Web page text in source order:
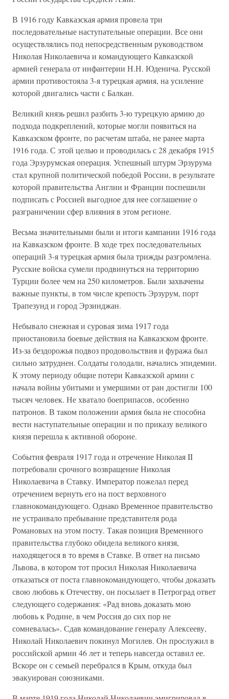
В 1916 году Кавказская армия провела три
последовательные наступательные операции. Все они
осуществлялись под непосредственным руководством
Николая Николаевича и командующего Кавказской
армией генерала от инфантерии Н.Н. Юденича. Русской
армии противостояла 3-я турецкая армия, на усиление
которой двигались части с Балкан.
Великий князь решил разбить 3-ю турецкую армию до
подхода подкреплений, которые могли появиться на
Кавказском фронте, по расчетам штаба, не ранее марта
1916 года. С этой целью и проводилась с 28 декабря 1915
года Эрзурумская операция. Успешный штурм Эрзурума
стал крупной политической победой России, в результате
которой правительства Англии и Франции поспешили
подписать с Россией выгодное для нее соглашение о
разграничении сфер влияния в этом регионе.
Весьма значительными были и итоги кампании 1916 года
на Кавказском фронте. В ходе трех последовательных
операций 3-я турецкая армия была трижды разгромлена.
Русские войска сумели продвинуться на территорию
Турции более чем на 250 километров. Были захвачены
важные пункты, в том числе крепость Эрзурум, порт
Трапезунд и город Эрзинджан.
Небывало снежная и суровая зима 1917 года
приостановила боевые действия на Кавказском фронте.
Из-за бездорожья подвоз продовольствия и фуража был
сильно затруднен. Солдаты голодали, начались эпидемии.
К этому периоду общие потери Кавказской армии с
начала войны убитыми и умершими от ран достигли 100
тысяч человек. Не хватало боеприпасов, особенно
патронов. В таком положении армия была не способна
вести наступательные операции и по приказу великого
князя перешла к активной обороне.
События февраля 1917 года и отречение Николая II
потребовали срочного возвращение Николая
Николаевича в Ставку. Император пожелал перед
отречением вернуть его на пост верховного
главнокомандующего. Однако Временное правительство
не устраивало пребывание представителя рода
Романовых на этом посту. Такая позиция Временного
правительства глубоко обидела великого князя,
находящегося в то время в Ставке. В ответ на письмо
Львова, в котором тот просил Николая Николаевича
отказаться от поста главнокомандующего, чтобы доказать
свою любовь к Отечеству, он посылает в Петроград ответ
следующего содержания: «Рад вновь доказать мою
любовь к Родине, в чем Россия до сих пор не
сомневалась». Сдав командование генералу Алексееву,
Николай Николаевич покинул Могилев. Он прослужил в
российской армии 46 лет и теперь навсегда оставил ее.
Вскоре он с семьей перебрался в Крым, откуда был
эвакуирован союзниками.